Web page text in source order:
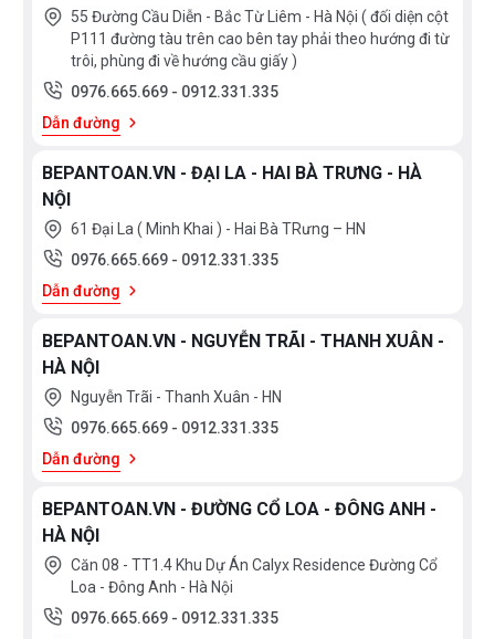
55 Đường Cầu Diễn - Bắc Từ Liêm - Hà Nội ( đối diện cột
P111 đường tàu trên cao bên tay phải theo hướng đi từ
trôi, phùng đi về hướng cầu giấy )
0976.665.669 - 0912.331.335
Dẫn đường
BEPANTOAN.VN - ĐẠI LA - HAI BÀ TRƯNG - HÀ
NỘI
61 Đại La ( Minh Khai ) - Hai Bà TRưng – HN
0976.665.669 - 0912.331.335
Dẫn đường
BEPANTOAN.VN - NGUYỄN TRÃI - THANH XUÂN -
HÀ NỘI
Nguyễn Trãi - Thanh Xuân - HN
0976.665.669 - 0912.331.335
Dẫn đường
BEPANTOAN.VN - ĐƯỜNG CỔ LOA - ĐÔNG ANH -
HÀ NỘI
Căn 08 - TT1.4 Khu Dự Án Calyx Residence Đường Cổ
Loa - Đông Anh - Hà Nội
0976.665.669 - 0912.331.335